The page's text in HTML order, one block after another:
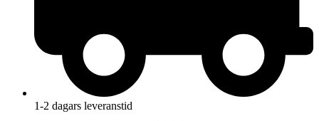
1-2 dagars leveranstid